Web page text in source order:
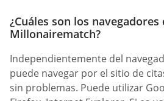
¿Cuáles son los
Millonairematch?
Independientemente del
puede navegar por el sitio de
sin problemas. Puede utilizar